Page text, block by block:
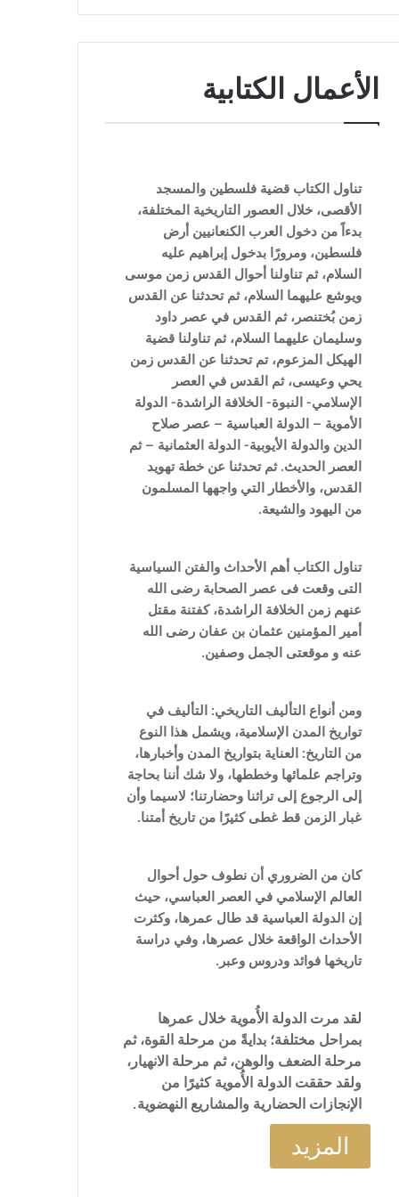
الأعمال الكتابية
تناول الكتاب قضية فلسطين والمسجد
الأقصى، خلال العصور التاريخية المختلفة،
بدءاً من دخول العرب الكنعانيين أرض
فلسطين، ومرورًا بدخول إبراهيم عليه
السلام، ثم تناولنا أحوال القدس زمن موسى
ويوشع عليهما السلام، ثم تحدثنا عن القدس
زمن بُختنصر، ثم القدس في عصر داود
وسليمان عليهما السلام، ثم تناولنا قضية
الهيكل المزعوم، تم تحدثنا عن القدس زمن
يحي وعيسى، ثم القدس في العصر
الإسلامي- النبوة- الخلافة الراشدة- الدولة
الأموية – الدولة العباسية – عصر صلاح
الدين والدولة الأيوبية- الدولة العثمانية – ثم
العصر الحديث. ثم تحدثنا عن خطة تهويد
القدس، والأخطار التي واجهها المسلمون
من اليهود والشيعة.
تناول الكتاب أهم الأحداث والفتن ا لسياسية
التى وقعت فى عصر الصحابة رضى الله
عنهم زمن الخلافة الراشدة، كفتنة مقتل
أمير المؤمنين عثمان بن عفان رضى الله
عنه و موقعتى الجمل وصفين.
ومن أنواع التأليف التاريخي: التأليف في
تواريخ المدن الإسلامية، ويشمل هذا النوع
من التاريخ: العناية بتواريخ المدن وأخبارها،
وتراجم علمائها وخططها، ولا شك أننا بحاجة
إلى الرجوع إلى تراثنا وحضارتنا؛ لاسيما وأن
غبار الزمن قط غطى كثيرًا من تاريخ أمتنا.
كان من الضروري أن نطوف حول أحوال
العالم الإسلامي في العصر العباسي، حيث
إن الدولة العباسية قد طال عمرها، وكثرت
الأحداث الواقعة خلال عصرها، وفي دراسة
تاريخها فوائد ودروس وعبر.
لقد مرت الدولة الأُموية خلال عمرها
بمراحل مختلفة؛ بدايةً من مرحلة القوة، ثم
مرحلة الضعف والوهن، ثم مرحلة الانهيار،
ولقد حققت الدولة الأُموية كثيرًا من
الإنجازات الحضارية والمشاريع النهضوية.
المزيد